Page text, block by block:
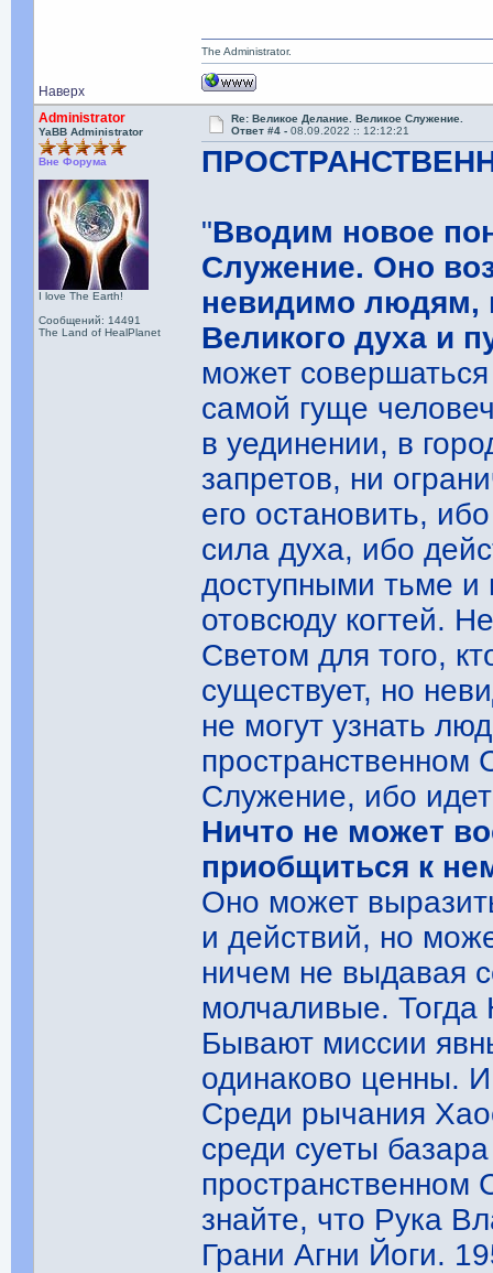
Наверх
The Administrator.
Administrator
YaBB Administrator
Вне Форума
I love The Earth!
Сообщений: 14491
The Land of HealPlanet
Re: Великое Делание. Великое Служение.
Ответ #4 -08.09.2022 :: 12:12:21
"Вводим новое
Служение. Оно
невидимо людям,
Великого духа и
может
самой гуще
в уединении, в
запретов, ни
его остановить,
сила духа, ибо
доступными тьме
отовсюду когтей.
Светом для того,
существует, но
не могут узнать
пространственном
Служение, ибо
Ничто не может
приобщиться к
Оно может
и действий, но
ничем не выдавая
молчаливые. Тогда
Бывают миссии
одинаково ценны.
Среди рычания
среди суеты
знайте, что Рука
Грани Агни Йоги.